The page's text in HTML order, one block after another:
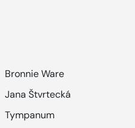
Bronnie Ware
Jana Štvrtecká
Tympanum